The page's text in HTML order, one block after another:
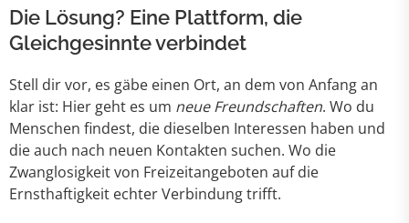
Die Lösung? Eine Plattform, die
Gleichgesinnte verbindet
Stell dir vor, es gäbe einen Ort, an dem von Anfang an
klar ist: Hier geht es um neue Freundschaften. Wo du
Menschen findest, die dieselben Interessen haben und
die auch nach neuen Kontakten suchen. Wo die
Zwanglosigkeit von Freizeitangeboten auf die
Ernsthaftigkeit echter Verbindung trifft.